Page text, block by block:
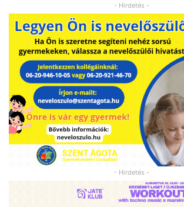
- Hirdetés -
- Hirdetés -